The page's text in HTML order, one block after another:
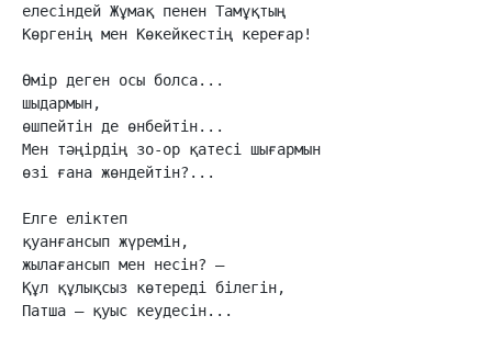
елесіндей Жұмақ пенен Тамұқтың
Көргенің мен Көкейкестің кереғар!
Өмір деген осы болса...
шыдармын,
өшпейтін де өнбейтін...
Мен тәңірдің зо-ор қатесі шығармын
өзі ғана жөндейтін?...
Елге еліктеп
қуанғансып жүремін,
жылағансып мен несін? –
Құл құлықсыз көтереді білегін,
Патша – қуыс кеудесін...